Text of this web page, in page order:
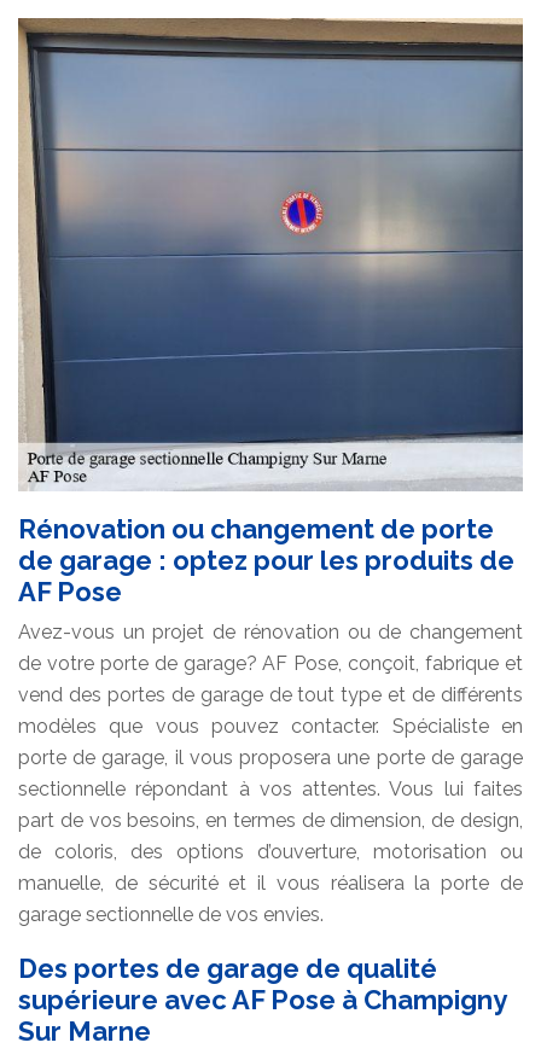
Rénovation ou changement de porte
de garage : optez pour les produits de
AF Pose
Avez-vous un projet de rénovation ou de changement
de votre porte de garage? AF Pose, conçoit, fabrique et
vend des portes de garage de tout type et de différents
modèles que vous pouvez contacter. Spécialiste en
porte de garage, il vous proposera une porte de garage
sectionnelle répondant à vos attentes. Vous lui faites
part de vos besoins, en termes de dimension, de design,
de coloris, des options d’ouverture, motorisation ou
manuelle, de sécurité et il vous réalisera la porte de
garage sectionnelle de vos envies.
Des portes de garage de qualité
supérieure avec AF Pose à Champigny
Sur Marne